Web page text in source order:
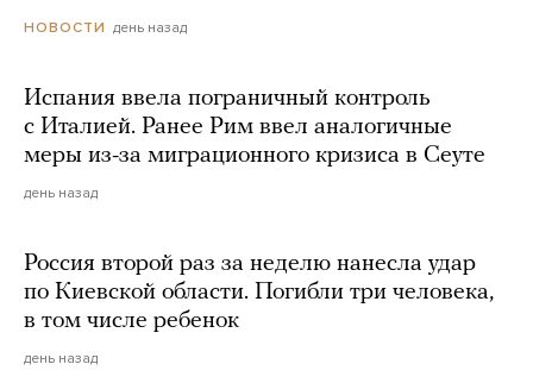
НОВОСТИ день назад
Испания ввела пограничный контроль
с Италией. Ранее Рим ввел аналогичные
меры из-за миграционного кризиса в Сеуте
день назад
Россия второй раз за неделю нанесла удар
по Киевской области. Погибли три человека,
в том числе ребенок
день назад